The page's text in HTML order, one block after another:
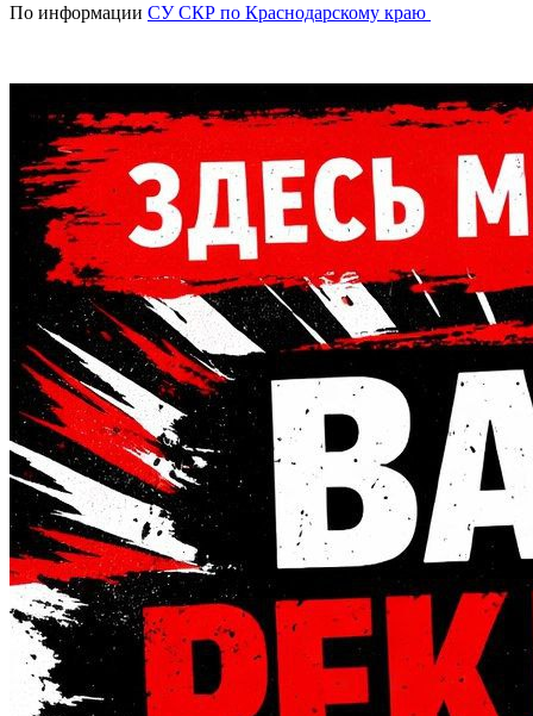
По информации СУ СКР по Краснодарскому краю